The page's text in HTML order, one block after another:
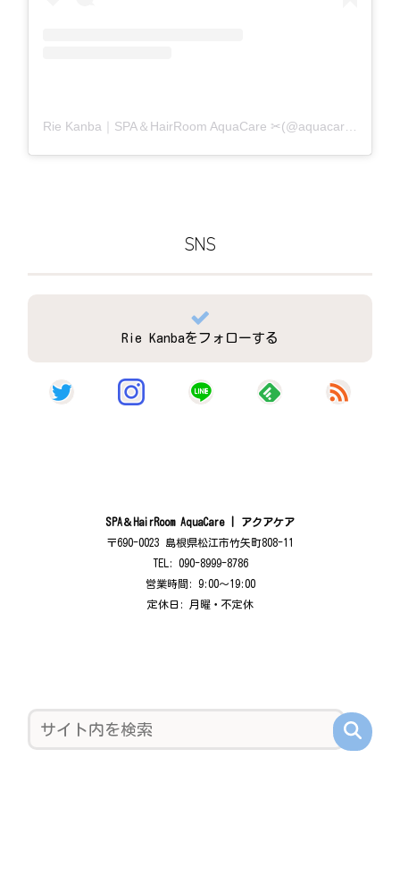
SNS
Rie Kanbaをフォローする
SPA＆HairRoom AquaCare | アクアケア
〒690-0023 島根県松江市竹矢町808-11
TEL: 090-8999-8786
営業時間: 9:00〜19:00
定休日: 月曜・不定休